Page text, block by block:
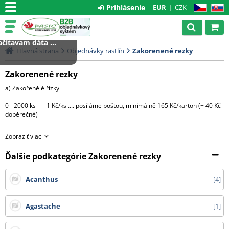
CZ SK
EUR CZK
Prihlásenie
Hlavná strana Objednávky rastlín Zakorenené rezky
Zakorenené rezky
a) Zakořenělé řízky
0 - 2000 ks 1 Kč/ks .... posíláme poštou, minimálně 165 Kč/karton (+ 40 Kč
doběrečné)
c) Hotové rostliny v květináčích
Morava - 1 CC ....... 500 Kč + DPH
Čechy, Slovensko - doprava na dotaz
Zobraziť viac
Ďalšie podkategórie Zakorenené rezky
Acanthus 4
Agastache 1
dáta ...